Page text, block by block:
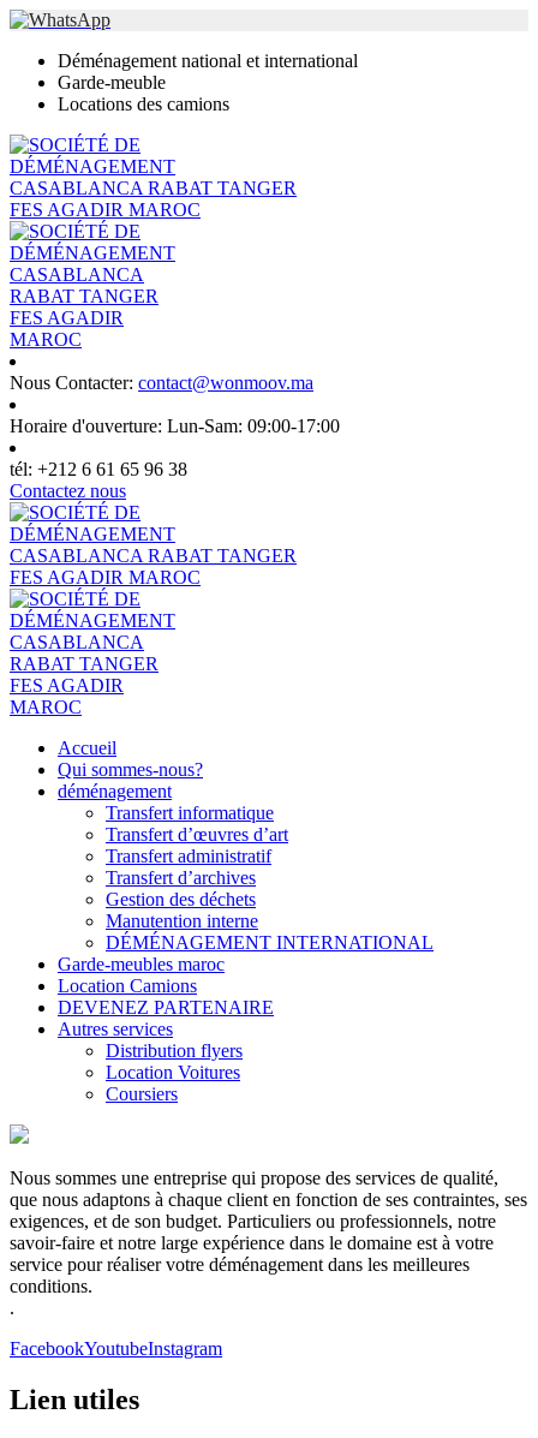
Déménagement national et international
Garde-meuble
Locations des camions
Nous Contacter: contact@wonmoov.ma
Horaire d'ouverture: Lun-Sam: 09:00-17:00
tél: +212 6 61 65 96 38
Contactez nous
Accueil
Qui sommes-nous?
déménagement
Transfert informatique
Transfert d’œuvres d’art
Transfert administratif
Transfert d’archives
Gestion des déchets
Manutention interne
DÉMÉNAGEMENT INTERNATIONAL
Garde-meubles maroc
Location Camions
DEVENEZ PARTENAIRE
Autres services
Distribution flyers
Location Voitures
Coursiers
Nous sommes une entreprise qui propose des services de qualité,
que nous adaptons à chaque client en fonction de ses contraintes, ses
exigences, et de son budget. Particuliers ou professionnels, notre
savoir-faire et notre large expérience dans le domaine est à votre
service pour réaliser votre déménagement dans les meilleures
conditions.
.
FacebookYoutubeInstagram
Lien utiles